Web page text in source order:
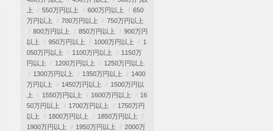
上
550万円以上 600万円以上
650
万円以上
700万円以上
750万円以上
800万円以上
850万円以上
900万円
以上
950万円以上 1000万円以上
1
050万円以上
1100万円以上
1150万
円以上
1200万円以上
1250万円以上
1300万円以上
1350万円以上
1400
万円以上
1450万円以上
1500万円以
上
1550万円以上 1600万円以上
16
50万円以上
1700万円以上
1750万円
以上
1800万円以上
1850万円以上
1900万円以上
1950万円以上
2000万